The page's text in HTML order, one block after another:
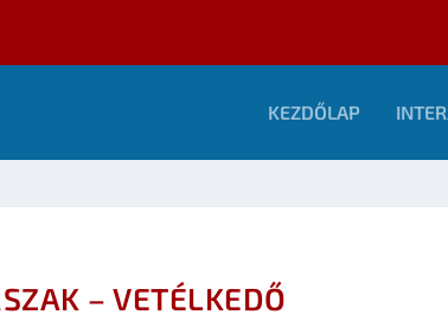
KEZDŐLAP
– VETÉLKEDŐ